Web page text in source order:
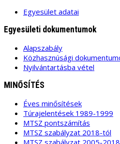
Egyesület adatai
Egyesületi dokumentumok
Alapszabály
Közhasznúsági
Nyilvántartásba vétel
MINŐSÍTÉS
Éves minősítések
Túrajelentések 1989-1999
MTSZ pontszámítás
MTSZ szabályzat 2018-tól
MTSZ szabályzat 2005-2018